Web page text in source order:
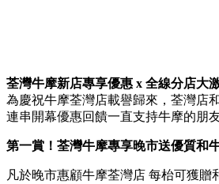
荃灣牛摩新店專享優惠 x 全線分店大
為慶祝牛摩荃灣店載譽歸來，荃灣店
連串開幕優惠回饋一直支持牛摩的朋友
第一賞！荃灣牛摩專享晚市送優質和
凡於晚市惠顧牛摩荃灣店 每枱可獲贈